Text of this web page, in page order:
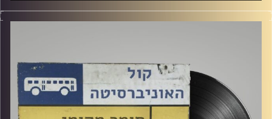
עמית אטיאס מארח כאן באולפן את ליאל נחתום!